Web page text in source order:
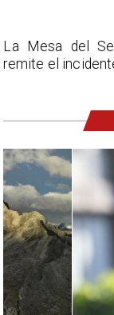
La Mesa del
remite el